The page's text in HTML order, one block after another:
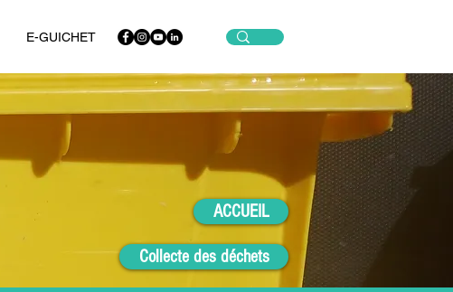
E-GUICHET
ACCUEIL
Collecte des déchets